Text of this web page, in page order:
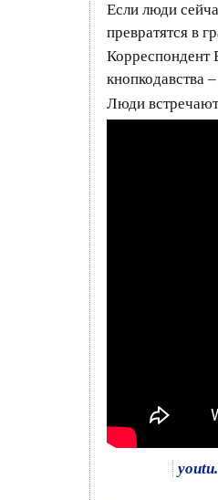
Если люди
превратятся в
Корреспондент
кнопкодавства –
Люди